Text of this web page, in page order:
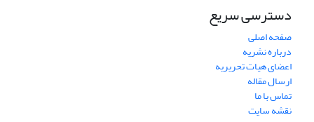
دسترسی سریع
صفحه اصلی
درباره نشریه
اعضای هیات تحریریه
ارسال مقاله
تماس با ما
نقشه سایت